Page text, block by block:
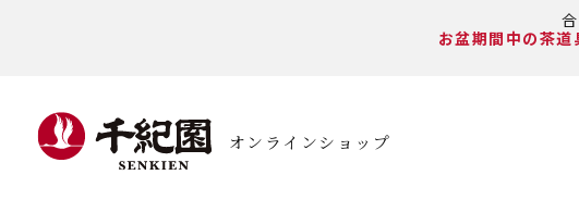
お盆期間中の茶道
オンラインショップ